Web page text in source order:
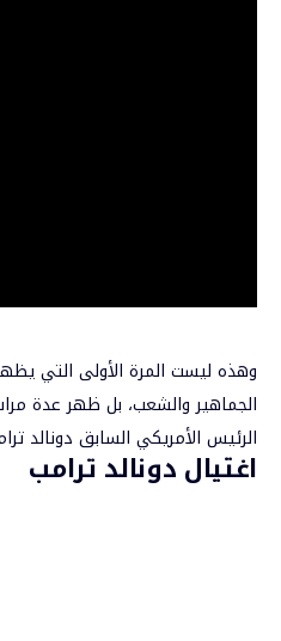
وهذه ليست المرة الأولى التي
الجماهير والشعب، بل ظهر عدة
الرئيس الأمريكي السابق دونالد
اغتيال دونالد ترامب